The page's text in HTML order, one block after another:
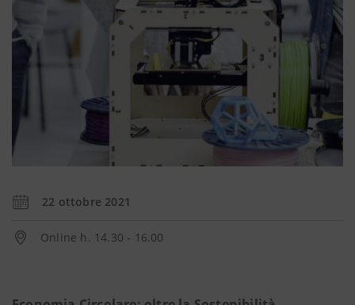
22 ottobre 2021
Online h. 14.30 - 16.00